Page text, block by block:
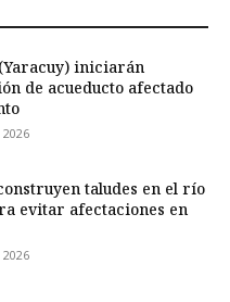
iniciarán
de acueducto afectado
taludes en el río
evitar afectaciones en